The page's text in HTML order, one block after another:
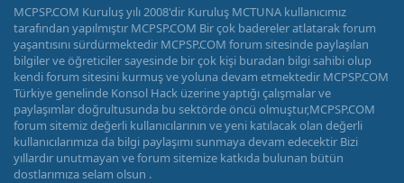
MCPSP.COM Kuruluş yılı 2008'dir Kuruluş MCTUNA kullanıcımız
tarafından yapılmıştır MCPSP.COM Bir çok badereler atlatarak forum
yaşantısını sürdürmektedir MCPSP.COM forum sitesinde paylaşılan
bilgiler ve öğreticiler sayesinde bir çok kişi buradan bilgi sahibi olup
kendi forum sitesini kurmuş ve yoluna devam etmektedir MCPSP.COM
Türkiye genelinde Konsol Hack üzerine yaptığı çalışmalar ve
paylaşımlar doğrultusunda bu sektörde öncü olmuştur,MCPSP.COM
forum sitemiz değerli kullanıcılarının ve yeni katılacak olan değerli
kullanıcılarımıza da bilgi paylaşımı sunmaya devam edecektir Bizi
yıllardır unutmayan ve forum sitemize katkıda bulunan bütün
dostlarımıza selam olsun .